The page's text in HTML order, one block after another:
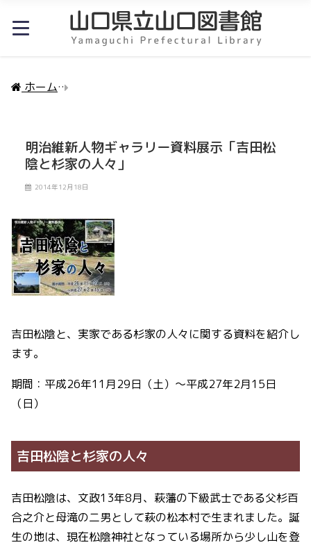
ホーム
明治維新人物ギャラリー資料展示「吉田松
陰と杉家の人々」
2014年12月18日
吉田松陰と、実家である杉家の人々に関する資料を紹介し
ます。
期間：平成26年11月29日（土）～平成27年2月15日
（日）
吉田松陰と杉家の人々
吉田松陰は、文政13年8月、萩藩の下級武士である父杉百
合之介と母滝の二男として萩の松本村で生まれました。誕
生の地は、現在松陰神社となっている場所から少し山を登